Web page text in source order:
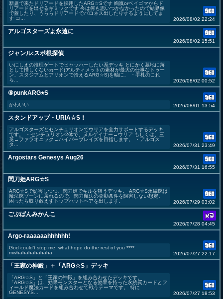
新規で来たドリアードを採用したARG☆Sです 絢嵐orベイゴマからド
リアードを出せるギミックです 今は何も思いつかなかったので結界像
で蓋したり、うららドリアードでバロネス出したりするようにしてま
す コ...
2026/08/02 22:24
アルゴスターズよ永遠に
2026/08/02 15:51
ジャンル:スポ根探偵
いにしえの推理ゲートでヒャッハーしたい系デッキ とにかく墓地に落
として惜しくないカード(アルティメットの素材が最大の仕事なトゥー
ン、スタジアムとアリオンで拾えるARG☆S)を軸に、 ・手札のこれ
ら...
2026/08/02 00:52
⑧punkARG⭐︎S
かわいい 2026/08/01 13:54
スタンドアップ・URIA☆S！
アルゴスターズとセンチュリオンでウリアを全力サポートするデッキ
です。 ・センチュリオン2体で、ヌルゲイナー→ウリア もしくは、三
英→ファラオニック→ハイパーブレイズを目指します。 ・アルゴス
タ...
2026/07/31 23:49
Argostars Genesys Aug26
2026/07/31 16:55
閃刀姫ARG☆S
ARG☆Sで妨害しつつ、閃刀姫でキルを狙うデッキ。 ARG☆S永続罠は
魔法罠ゾーンに戻れるので、閃刀魔法の発動条件を阻害しない想定。
困ったら取り敢えずトップハットヘアを出します。
2026/07/29 03:02
ごぶぱんみかんこ
2026/07/28 04:45
Argo-raaaaaahhhhhh!
God could't stop me, what hope do the rest of you ****
mwhahahahahaha
2026/07/27 22:17
「王家の神殿」＋「ARG☆S」デッキ
「ARG☆S」と「王家の神殿」を組み合わせたデッキです。
「ARG☆S」は、効果モンスターとなる効果を持った永続罠カードとフ
ィールド魔法カードを組み合わせて戦うテーマです。 特に
GENESYS...
2026/07/27 18:53